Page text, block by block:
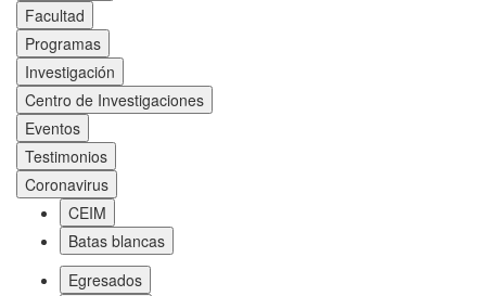
Facultad
Programas
Investigación
Centro de Investigaciones
Eventos
Testimonios
Coronavirus
CEIM
Batas blancas
Egresados